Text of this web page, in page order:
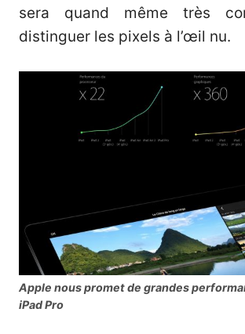
sera quand même très
distinguer les pixels à l’œil nu.
Apple nous promet de grandes
iPad Pro